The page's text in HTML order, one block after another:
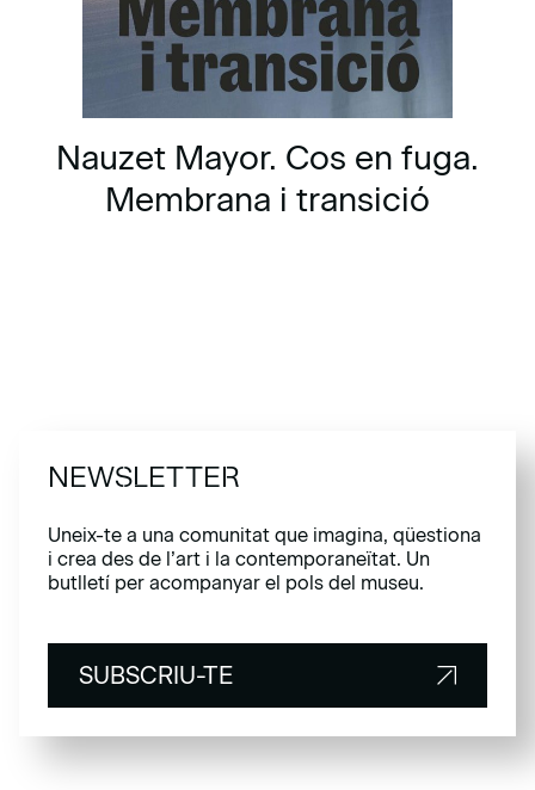
Nauzet Mayor. Cos en fuga.
Membrana i transició
NEWSLETTER
Uneix-te a una comunitat que imagina, qüestiona
i crea des de l’art i la contemporaneïtat. Un
butlletí per acompanyar el pols del museu.
SUBSCRIU-TE
SUBSCRIU-TE